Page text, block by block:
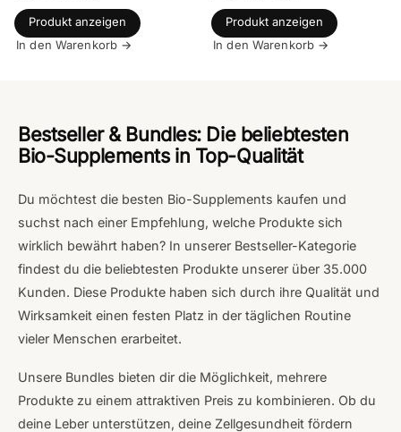
Produkt anzeigen
In den Warenkorb →
Produkt anzeigen
In den Warenkorb →
Bestseller & Bundles: Die beliebtesten
Bio-Supplements in Top-Qualität
Du möchtest die besten Bio-Supplements kaufen und
suchst nach einer Empfehlung, welche Produkte sich
wirklich bewährt haben? In unserer Bestseller-Kategorie
findest du die beliebtesten Produkte unserer über 35.000
Kunden. Diese Produkte haben sich durch ihre Qualität und
Wirksamkeit einen festen Platz in der täglichen Routine
vieler Menschen erarbeitet.
Unsere Bundles bieten dir die Möglichkeit, mehrere
Produkte zu einem attraktiven Preis zu kombinieren. Ob du
deine Leber unterstützen, deine Zellgesundheit fördern